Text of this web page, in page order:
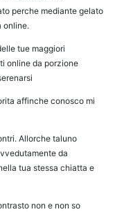
perche mediante gelato
online.
tue maggiori
online da porzione
affinche conosco mi
Allorche taluno
da
tua stessa chiatta e
non e non so